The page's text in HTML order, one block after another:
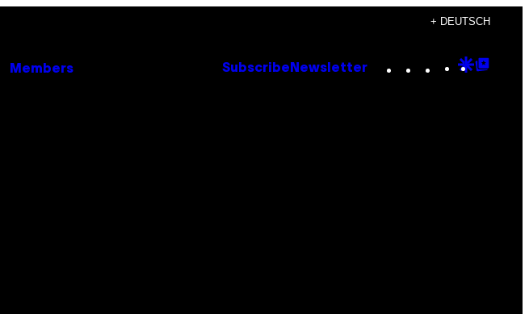
+ DEUTSCH
Members Subscribe Newsletter Instagram
TikTok
YouTube
Google